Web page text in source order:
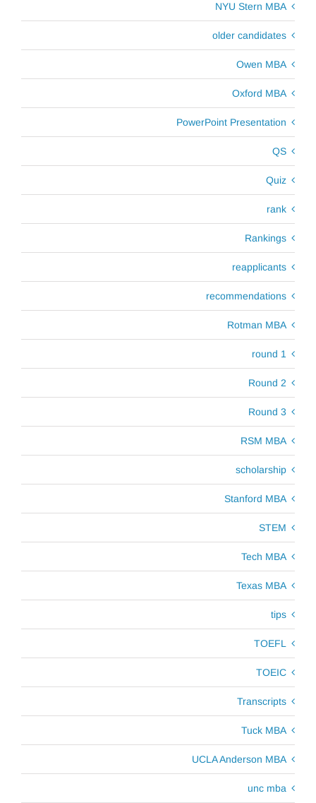
NYU Stern MBA
older candidates
Owen MBA
Oxford MBA
PowerPoint Presentation
QS
Quiz
rank
Rankings
reapplicants
recommendations
Rotman MBA
round 1
Round 2
Round 3
RSM MBA
scholarship
Stanford MBA
STEM
Tech MBA
Texas MBA
tips
TOEFL
TOEIC
Transcripts
Tuck MBA
UCLA Anderson MBA
unc mba